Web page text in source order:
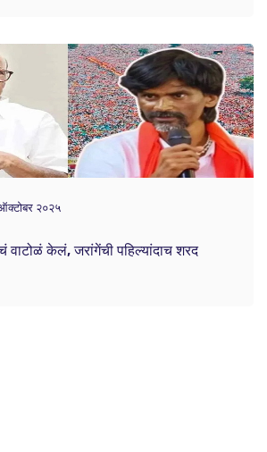
२०२५
वाटोळं केलं, जरांगेंची पहिल्यांदाच शरद